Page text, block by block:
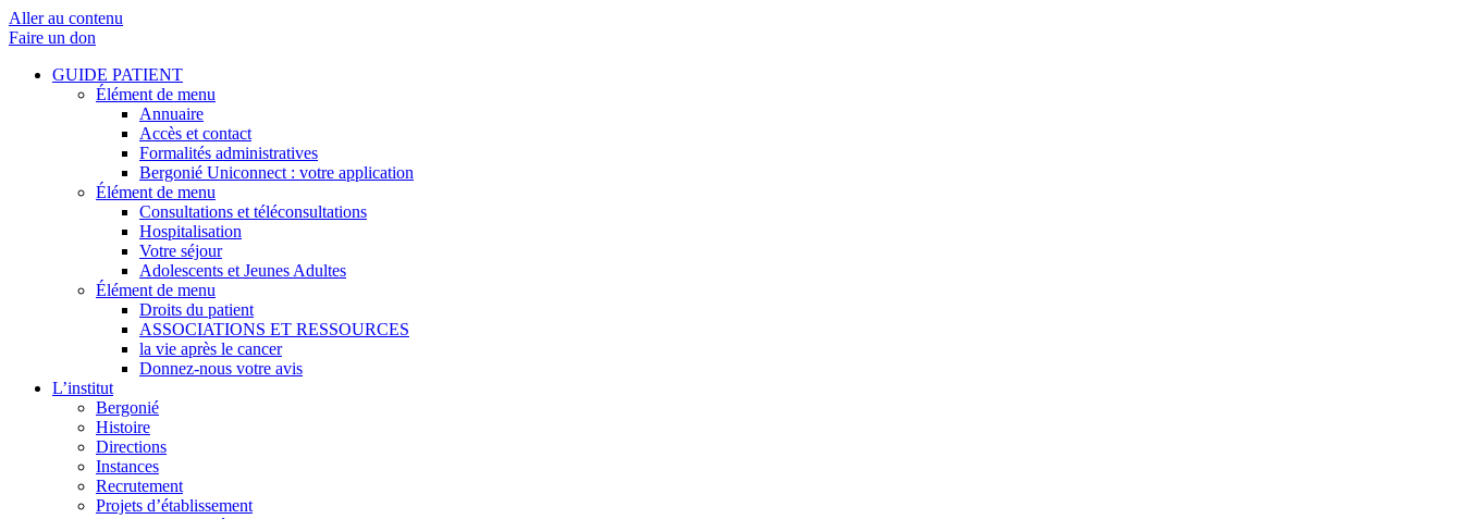
Aller au contenu
Faire un don
GUIDE PATIENT
Élément de menu
Annuaire
Accès et contact
Formalités administratives
Bergonié Uniconnect : votre application
Élément de menu
Consultations et téléconsultations
Hospitalisation
Votre séjour
Adolescents et Jeunes Adultes
Élément de menu
Droits du patient
ASSOCIATIONS ET RESSOURCES
la vie après le cancer
Donnez-nous votre avis
L’institut
Bergonié
Histoire
Directions
Instances
Recrutement
Projets d’établissement